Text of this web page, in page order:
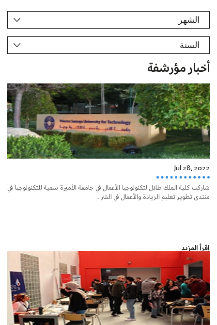
أخبار مؤرشفة
Jul 28, 2022
شاركت كلية الملك طلال لتكنولوجيا الأعمال في جامعة الأميرة سمية للتكنولوجيا في
منتدى تطوير تعليم الريادة والأعمال في الشر...
إقرأ المزيد